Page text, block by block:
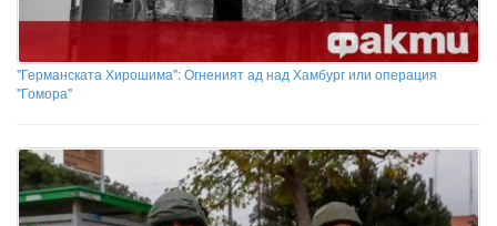
"Германската Хирошима": Огненият ад над Хамбург или операция
"Гомора"